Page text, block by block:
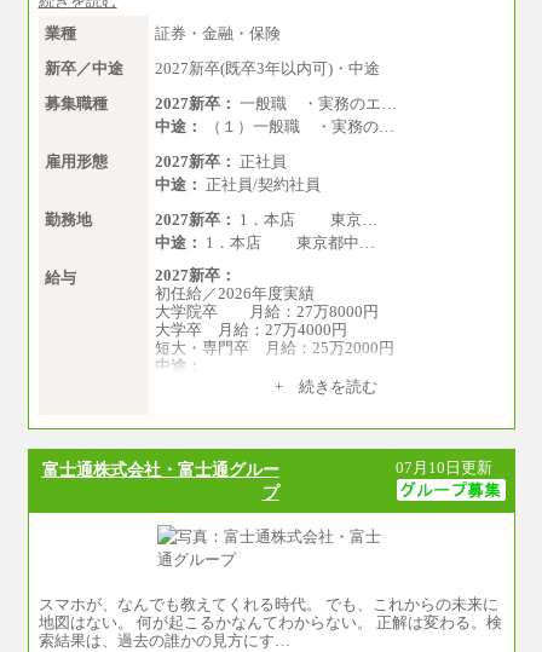
業種
証券・金融・保険
新卒／中途
2027新卒(既卒3年以内可)・中途
募集職種
2027新卒： 一般職 ・実務のエ…
中途：
（１）一般職 ・実務の…
雇用形態
2027新卒： 正社員
中途： 正社員/契約社員
勤務地
2027新卒： 1．本店 東京…
中途： 1．本店 東京都中…
給与
2027新卒：
初任給／2026年度実績
大学院卒 月給：27万8000円
大学卒 月給：27万4000円
短大・専門卒 月給：25万2000円
中途：
（１）（２）共通+ 続きを読む
富士通株式会社・富士通グルー
プ
07月10日更新
スマホが、なんでも教えてくれる時代。 でも、これからの未来に
地図はない。 何が起こるかなんてわからない。 正解は変わる。検
索結果は、過去の誰かの見方にす…